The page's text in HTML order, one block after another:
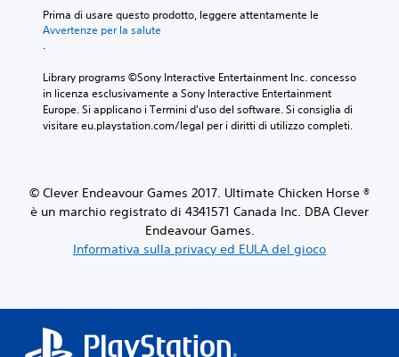
Prima di usare questo prodotto, leggere attentamente le
Avvertenze per la salute
.
Library programs ©Sony Interactive Entertainment Inc. concesso
in licenza esclusivamente a Sony Interactive Entertainment
Europe. Si applicano i Termini d'uso del software. Si consiglia di
visitare eu.playstation.com/legal per i diritti di utilizzo completi.
© Clever Endeavour Games 2017. Ultimate Chicken Horse ®
è un marchio registrato di 4341571 Canada Inc. DBA Clever
Endeavour Games.
Informativa sulla privacy ed EULA del gioco